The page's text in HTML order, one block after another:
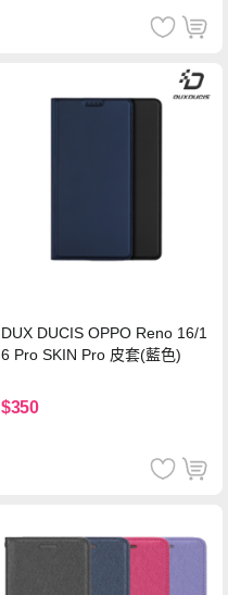
DUX DUCIS OPPO Reno 16/1
6 Pro SKIN Pro 皮套(藍色)
$350